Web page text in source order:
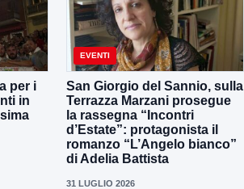
per i
in
EVENTI
San Giorgio del Sannio, sulla
Terrazza Marzani prosegue
la rassegna “Incontri
d’Estate”: protagonista il
romanzo “L’Angelo bianco”
di Adelia Battista
31 LUGLIO 2026